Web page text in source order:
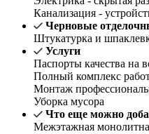
Канализация -
Черновые
Штукатурка и
Услуги
Паспорты качества на
Полный комплекс
Монтаж
Уборка мусора
Что еще можно
Межэтажная